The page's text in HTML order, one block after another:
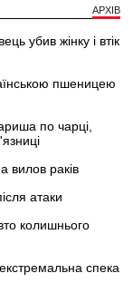
АРХІВ
убив жінку і втік
пшеницею
по чарці,
вилов раків
атаки
колишнього
спека